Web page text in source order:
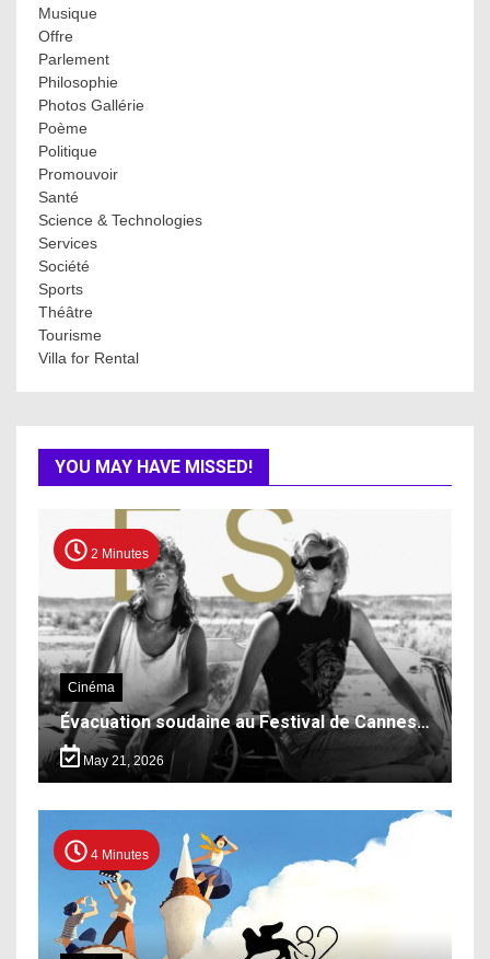
Musique
Offre
Parlement
Philosophie
Photos Gallérie
Poème
Politique
Promouvoir
Santé
Science & Technologies
Services
Société
Sports
Théâtre
Tourisme
Villa for Rental
YOU MAY HAVE MISSED!
2 Minutes
Cinéma
Évacuation soudaine au Festival de Cannes…
May 21, 2026
4 Minutes